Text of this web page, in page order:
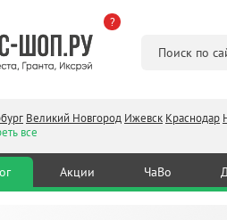
?
Великий Новгород Ижевск Краснодар
все
Акции ЧаВо